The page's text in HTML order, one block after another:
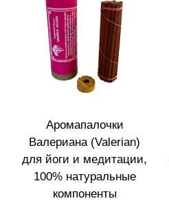
Аромапалочки
Валериана (Valerian)
для йоги и медитации,
100% натуральные
компоненты